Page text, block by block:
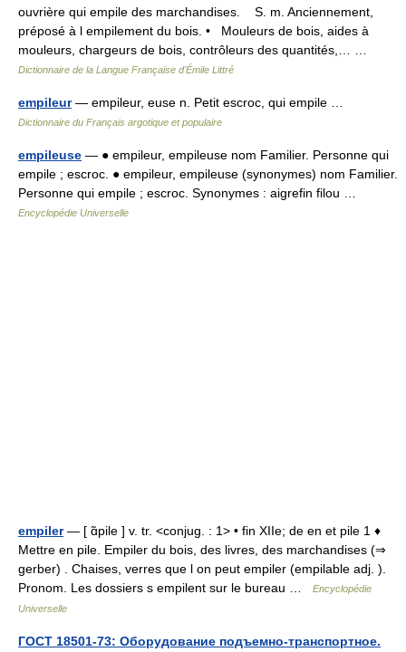
ouvrière qui empile des marchandises. S. m. Anciennement,
préposé à l empilement du bois. • Mouleurs de bois, aides à
mouleurs, chargeurs de bois, contrôleurs des quantités,… …
Dictionnaire de la Langue Française d'Émile Littré
empileur— empileur, euse n. Petit escroc, qui empile …
Dictionnaire du Français argotique et populaire
empileuse — ● empileur, empileuse nom Familier. Personne qui
empile ; escroc. ● empileur, empileuse (synonymes) nom Familier.
Personne qui empile ; escroc. Synonymes : aigrefin filou …
Encyclopédie Universelle
empiler— [ ɑ̃pile ] v. tr. <conjug. : 1> • fin XIIe; de en et pile 1 ♦
Mettre en pile. Empiler du bois, des livres, des marchandises (⇒
gerber) . Chaises, verres que l on peut empiler (empilable adj. ).
Pronom. Les dossiers s empilent sur le bureau …
Encyclopédie
Universelle
ГОСТ 18501-73: Оборудование подъемно-транспортное.